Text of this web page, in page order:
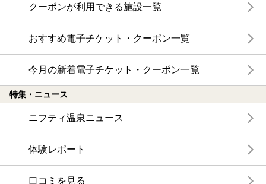
クーポンが利用できる施設一覧
おすすめ電子チケット・クーポン一覧
今月の新着電子チケット・クーポン一覧
特集・ニュース
ニフティ温泉ニュース
体験レポート
口コミを見る